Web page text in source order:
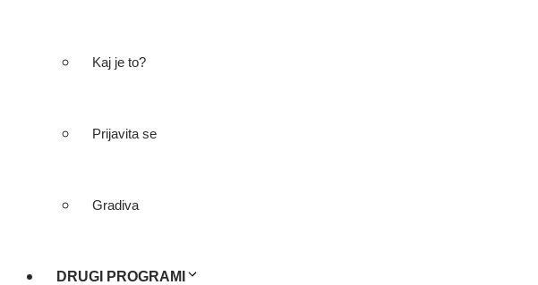
Kaj je to?
Prijavita se
Gradiva
DRUGI PROGRAMI